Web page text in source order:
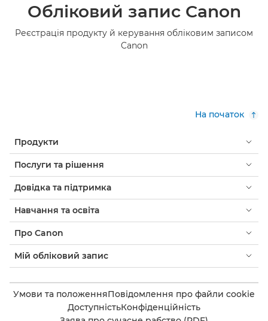
Обліковий запис Canon
Реєстрація продукту й керування обліковим записом
Canon
На початок
Продукти
Послуги та рішення
Довідка та підтримка
Навчання та освіта
Про Canon
Мій обліковий запис
Умови та положенняПовідомлення про файли cookie
ДоступністьКонфіденційність